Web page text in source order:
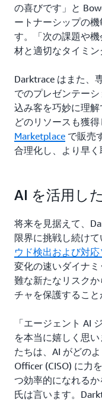
の喜びです」と
ートナーシップの
す。「次の課題や
材と適切なタイミン
Darktrace はまた、
でのプレゼンテー
込み客を巧妙に理
どのリソースも獲
Marketplace で販売
合理化し、より早く
AI を活用し
将来を見据えて、
限界に挑戦し続けて
ウド検出および対
変化の速いダイナ
難な新たなリスク
チャを保護すること
「エージェント AI
を本当に嬉しく思
たちは、AI がどの
Officer (CISO) に力
つ効率的になれる
氏は言います。